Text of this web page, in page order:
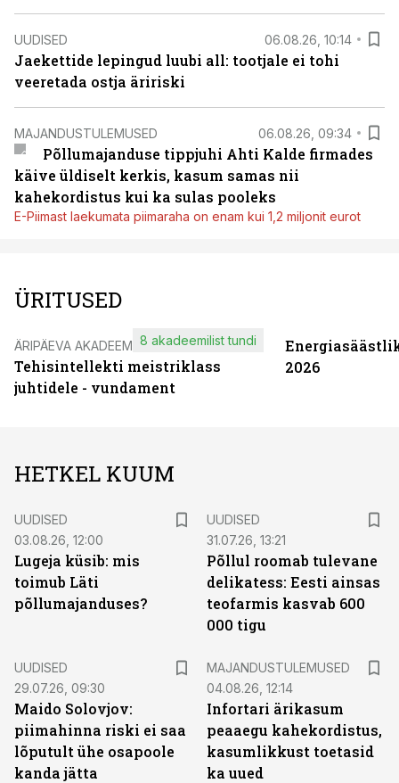
UUDISED 06.08.26, 10:14
Jaekettide lepingud luubi all: tootjale ei tohi
veeretada ostja äririski
MAJANDUSTULEMUSED 06.08.26, 09:34
Põllumajanduse tippjuhi Ahti Kalde firmades
käive üldiselt kerkis, kasum samas nii
kahekordistus kui ka sulas pooleks
E-Piimast laekumata piimaraha on enam kui 1,2 miljonit eurot
ÜRITUSED
ÄRIPÄEVA AKADEEMIA
Tehisintellekti meistriklass
juhtidele - vundament
8 akadeemilist tundi
2026
HETKEL KUUM
UUDISED
03.08.26, 12:00
Lugeja küsib: mis
toimub Läti
põllumajanduses?
UUDISED
31.07.26, 13:21
Põllul roomab tulevane
delikatess: Eesti ainsas
teofarmis kasvab 600
000 tigu
UUDISED
29.07.26, 09:30
Maido Solovjov:
piimahinna riski ei saa
lõputult ühe osapoole
kanda jätta
MAJANDUSTULEMUSED
04.08.26, 12:14
Infortari ärikasum
peaaegu kahekordistus,
kasumlikkust toetasid
ka uued